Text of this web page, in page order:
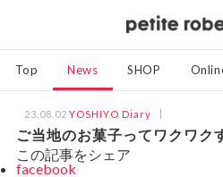
Top News SHOP
23.08.02 YOSHIYO Diary
ご当地のお菓子ってワクワク
この記事をシェア
facebook